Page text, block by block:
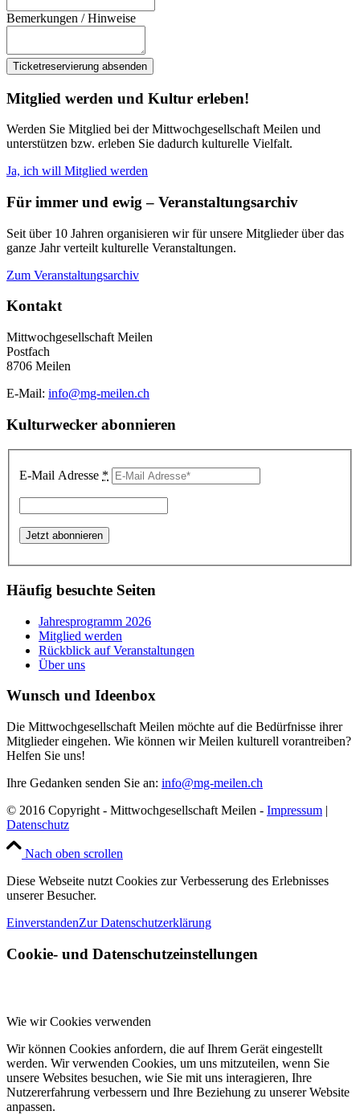
Bemerkungen / Hinweise
Ticketreservierung absenden
Mitglied werden und Kultur erleben!
Werden Sie Mitglied bei der Mittwochgesellschaft Meilen und
unterstützen bzw. erleben Sie dadurch kulturelle Vielfalt.
Ja, ich will Mitglied werden
Für immer und ewig – Veranstaltungsarchiv
Seit über 10 Jahren organisieren wir für unsere Mitglieder über das
ganze Jahr verteilt kulturelle Veranstaltungen.
Zum Veranstaltungsarchiv
Kontakt
Mittwochgesellschaft Meilen
Postfach
8706 Meilen
E-Mail: info@mg-meilen.ch
Kulturwecker abonnieren
E-Mail Adresse *
Häufig besuchte Seiten
Jahresprogramm 2026
Mitglied werden
Rückblick auf Veranstaltungen
Über uns
Wunsch und Ideenbox
Die Mittwochgesellschaft Meilen möchte auf die Bedürfnisse ihrer
Mitglieder eingehen. Wie können wir Meilen kulturell vorantreiben?
Helfen Sie uns!
Ihre Gedanken senden Sie an: info@mg-meilen.ch
© 2016 Copyright - Mittwochgesellschaft Meilen - Impressum |
Datenschutz
Nach oben scrollen
Diese Webseite nutzt Cookies zur Verbesserung des Erlebnisses
unserer Besucher.
EinverstandenZur Datenschutzerklärung
Cookie- und Datenschutzeinstellungen
Wie wir Cookies verwenden
Wir können Cookies anfordern, die auf Ihrem Gerät eingestellt
werden. Wir verwenden Cookies, um uns mitzuteilen, wenn Sie
unsere Websites besuchen, wie Sie mit uns interagieren, Ihre
Nutzererfahrung verbessern und Ihre Beziehung zu unserer Website
anpassen.